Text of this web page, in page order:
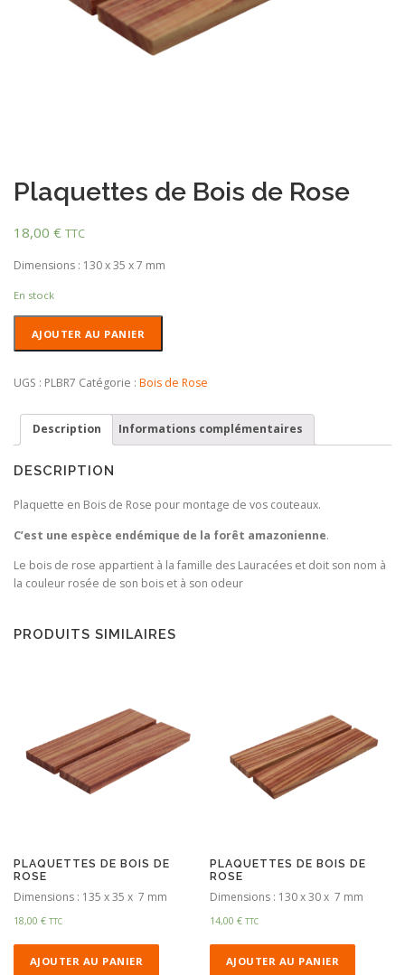
Plaquettes de Bois de Rose
18,00 € TTC
Dimensions : 130 x 35 x 7 mm
En stock
de
de
Rose
AJOUTER AU PANIER
UGS : PLBR7 Catégorie : Bois de Rose
Description Informations complémentaires
DESCRIPTION
Plaquette en Bois de Rose pour montage de vos couteaux.
C’est une espèce endémique de la forêt amazonienne.
Le bois de rose appartient à la famille des Lauracées et doit son nom à
la couleur rosée de son bois et à son odeur
PRODUITS SIMILAIRES
PLAQUETTES DE BOIS DE
ROSE
Dimensions : 135 x 35 x 7 mm
18,00 € TTC
AJOUTER AU PANIER
PLAQUETTES DE BOIS DE
ROSE
Dimensions : 130 x 30 x 7 mm
14,00€ TTC
AJOUTER AU PANIER